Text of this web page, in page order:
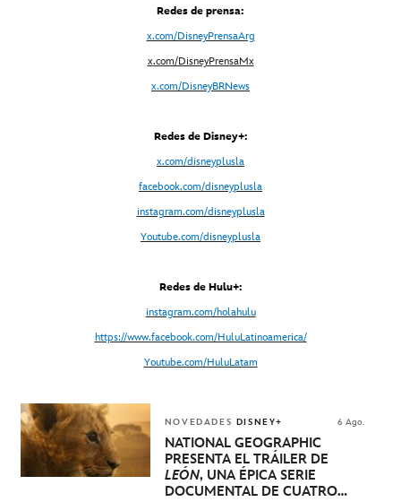
Redes de prensa:
x.com/DisneyPrensaArg
x.com/DisneyPrensaMx
x.com/DisneyBRNews
Redes de Disney+:
x.com/disneyplusla
facebook.com/disneyplusla
instagram.com/disneyplusla
Youtube.com/disneyplusla
Redes de Hulu+:
instagram.com/holahulu
https://www.facebook.com/HuluLatinoamerica/
Youtube.com/HuluLatam
NOVEDADES DISNEY+ 6 Ago.
NATIONAL GEOGRAPHIC
PRESENTA EL TRÁILER DE
LEÓN, UNA ÉPICA SERIE
DOCUMENTAL DE CUATRO